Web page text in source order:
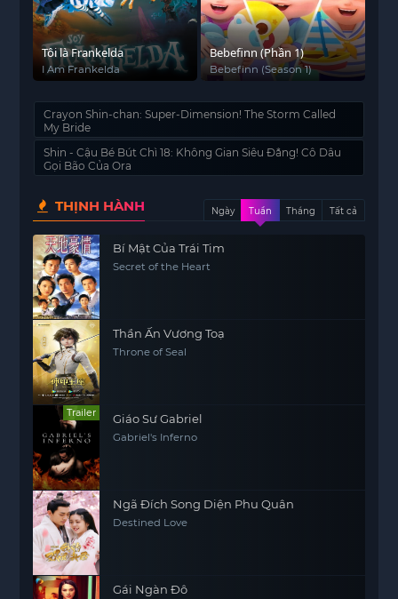
Tôi là Frankelda
I Am Frankelda
Bebefinn (Phần 1)
Bebefinn (Season 1)
Crayon Shin-chan: Super-Dimension! The Storm Called
My Bride
Shin - Cậu Bé Bút Chì 18: Không Gian Siêu Đẳng! Cô Dâu
Gọi Bão Của Ora
THỊNH HÀNH Ngày Tuần Tháng Tất cả
Bí Mật Của Trái Tim
Secret of the Heart
Thần Ấn Vương Toạ
Throne of Seal
Trailer Giáo Sư Gabriel
Gabriel's Inferno
Ngã Đích Song Diện Phu Quân
Destined Love
Gái Ngàn Đô